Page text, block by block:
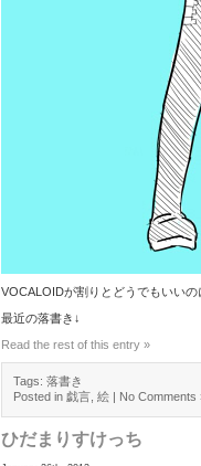
VOCALOIDが割りとどうでもいいの
最近の落書き↓
Read the rest of this entry »
Tags: 落書き
Posted in 戯言 絵 | No Comments
ひだまりすけっち